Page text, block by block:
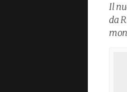
Il
da